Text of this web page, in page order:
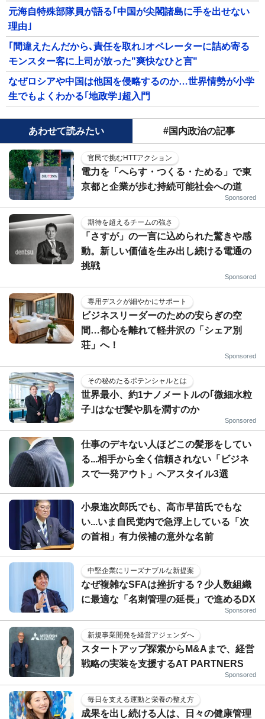
元海自特殊部隊員が語る｢中国が尖閣諸島に手を出せない
理由｣
｢間違えたんだから､責任を取れ｣オペレーターに詰め寄る
モンスター客に上司が放った"爽快なひと言"
なぜロシアや中国は他国を侵略するのか…世界情勢が小学
生でもよくわかる｢地政学｣超入門
あわせて読みたい #国内政治の記事
官民で挑むHTTアクション
電力を「へらす・つくる・ためる」で東
京都と企業が歩む持続可能社会への道
Sponsored
期待を超えるチームの強さ
「さすが」の一言に込められた驚きや感
動。新しい価値を生み出し続ける電通の
挑戦
Sponsored
専用デスクが細やかにサポート
ビジネスリーダーのための安らぎの空
間…都心を離れて軽井沢の「シェア別
荘」へ！
Sponsored
その秘めたるポテンシャルとは
世界最小、約1ナノメートルの｢微細水粒
子｣はなぜ髪や肌を潤すのか
Sponsored
仕事のデキない人ほどこの髪形をしてい
る...相手から全く信頼されない「ビジネ
スで一発アウト」ヘアスタイル3選
小泉進次郎氏でも、高市早苗氏でもな
い...いま自民党内で急浮上している「次
の首相」有力候補の意外な名前
中堅企業にリーズナブルな新提案
なぜ複雑なSFAは挫折する？少人数組織
に最適な「名刺管理の延長」で進めるDX
Sponsored
新規事業開発を経営アジェンダへ
スタートアップ探索からM&Aまで、経営
戦略の実装を支援するAT PARTNERS
Sponsored
毎日を支える運動と栄養の整え方
成果を出し続ける人は、日々の健康管理